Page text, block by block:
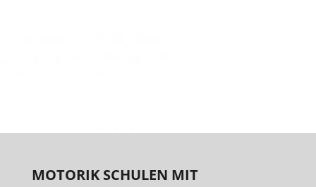
MOTORIK SCHULEN MIT